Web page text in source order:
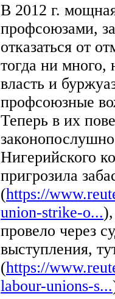
В 2012 г.
профсоюзами,
отказаться от
тогда ни
власть и
профсоюзные
Теперь в их
Нигерийского
пригрозила
(https://
union-strike-o...
провело через
выступления,
(https://
labour-unions-s...